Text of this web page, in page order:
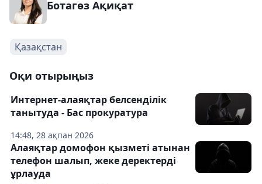
Ботагөз Ақиқат
Қазақстан
Оқи отырыңыз
14:48, 28 ақпан 2026
Интернет-алаяқтар белсенділік
танытуда - Бас прокуратура
Алаяқтар домофон қызметі атынан
телефон шалып, жеке деректерді
ұрлауда